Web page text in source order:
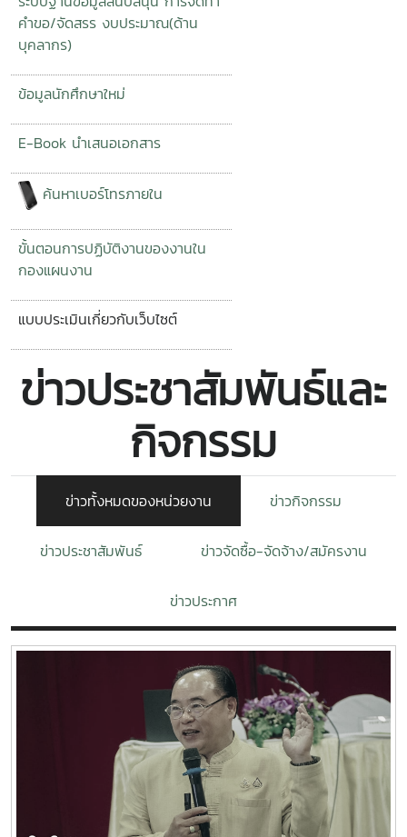
คำขอ/จัดสรร งบประมาณ(ด้าน
บุคลากร)
ข้อมูลนักศึกษาใหม่
E-Book นำเสนอเอกสาร
ค้นหาเบอร์โทรภายใน
ขั้นตอนการปฏิบัติงานของงานใน
กองแผนงาน
แบบประเมินเกี่ยวกับเว็บไซต์
ข่าวประชาสัมพันธ์และ
กิจกรรม
ข่าวทั้งหมดของหน่วยงาน ข่าวกิจกรรม
ข่าวประชาสัมพันธ์ ข่าวจัดซื้อ-จัดจ้าง/สมัครงาน
ข่าวประกาศ